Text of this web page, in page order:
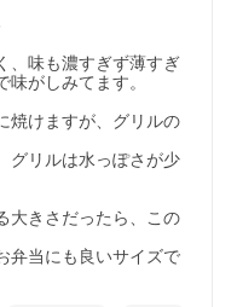
、味も濃すぎず薄すぎ
がしみてます。
焼けますが、グリルの
グリルは水っぽさが少
大きさだったら、この
弁当にも良いサイズで